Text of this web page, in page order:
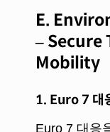
E.
– Secure
Mobility
1. Euro 7 대
Euro 7 대응